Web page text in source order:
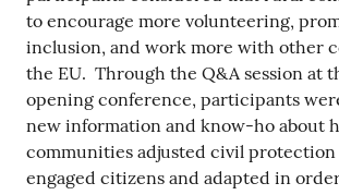
to encourage more volunteering,
inclusion, and work more with other
the EU. Through the Q&A session at
opening conference, participants
new information and know-ho about
communities adjusted civil protection
engaged citizens and adapted in